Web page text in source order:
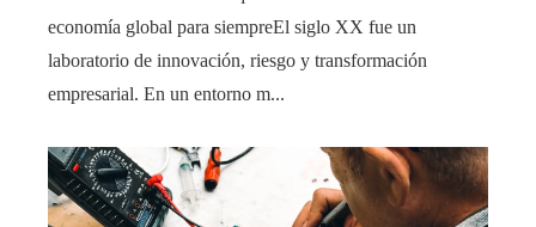
economía global para siempreEl siglo XX fue un
laboratorio de innovación, riesgo y transformación
empresarial. En un entorno m...